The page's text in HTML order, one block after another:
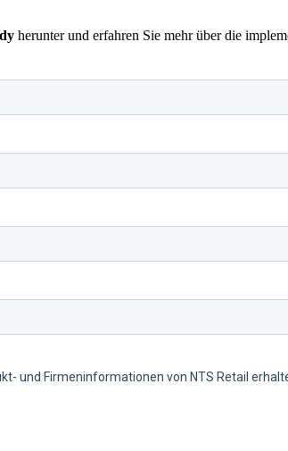
herunter und erfahren Sie mehr über die